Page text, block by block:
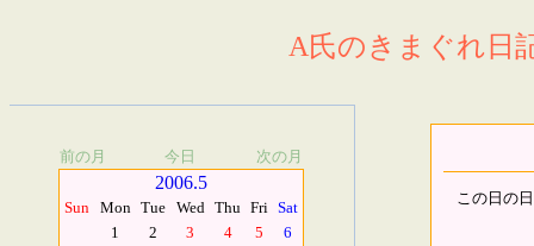
A氏のきまぐれ日
前の月 今日 次の月
2006.5
Sun Mon Tue Wed Thu Fri Sat
1
2 3 4 5
6
この日の